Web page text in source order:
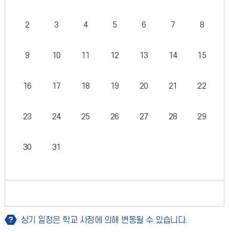
2 3 4 5 6 7 8
9 10 11 12 13 14 15
16 17 18 19 20 21 22
23 24 25 26 27 28 29
30 31
상기 일정은 학교 사정에 의해 변동될 수 있습니다.